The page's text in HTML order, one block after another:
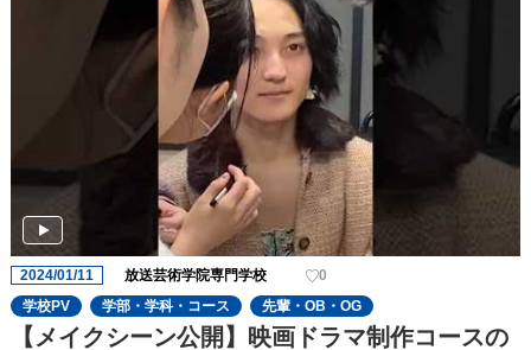
2024/01/11 放送芸術学院専門学校
0
学校PV
学部・学科・コース 先輩・OB・OG
【メイクシーン公開】映画ドラマ制作コースの